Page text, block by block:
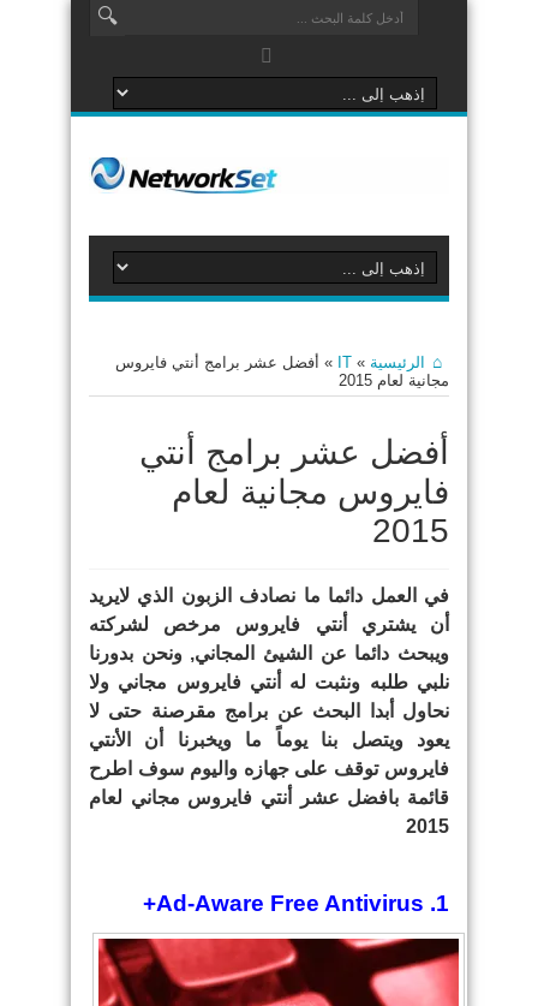
الرئيسية »
IT
» أفضل عشر برامج أنتي فايروس
مجانية لعام 2015
أفضل عشر برامج أنتي
فايروس مجانية لعام
2015
في العمل دائما ما نصادف الزبون الذي لايريد
أن يشتري أنتي فايروس مرخص لشركته
ويبحث دائما عن الشيئ المجاني, ونحن بدورنا
نلبي طلبه ونثبت له أنتي فايروس مجاني ولا
نحاول أبدا البحث عن برامج مقرصنة حتى لا
يعود ويتصل بنا يوماً ما ويخبرنا أن الأنتي
فايروس توقف على جهازه واليوم سوف اطرح
قائمة بافضل عشر أنتي فايروس مجاني لعام
2015
1. Ad-Aware Free Antivirus+